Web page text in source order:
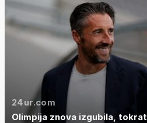
24ur.com
Olimpija znova izgubila,